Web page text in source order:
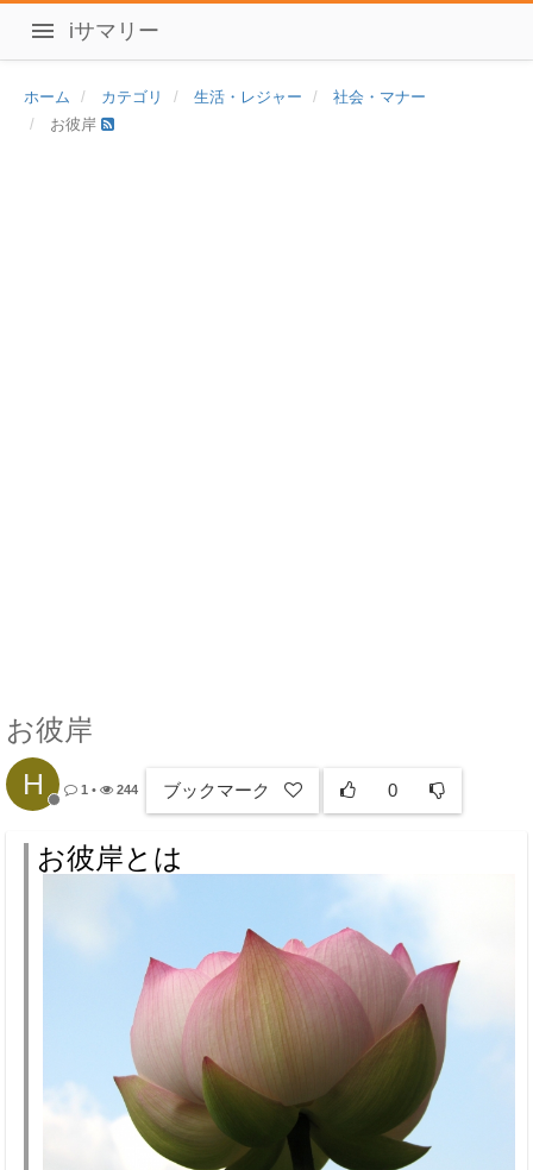
iサマリー
ホーム カテゴリ 生活・レジャー
社会・マナー
お彼岸
お彼岸
H 1 • 244 ブックマーク 0
お彼岸とは